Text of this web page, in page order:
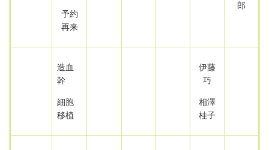
予約
再来
郎
造血
幹
細胞
移植
伊藤
巧
相澤
桂子